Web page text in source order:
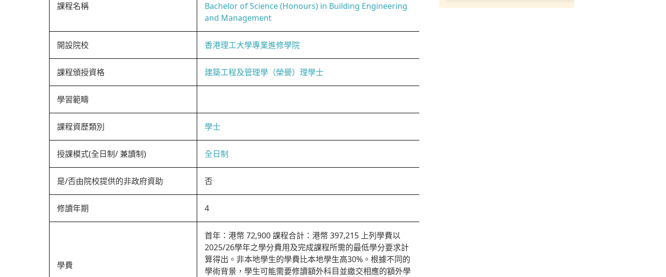
課程名稱
Bachelor of Science (Honours) in Building Engineering
and Management
開設院校 香港理工大學專業進修學院
課程頒授資格 建築工程及管理學（榮譽）理學士
學習範疇
課程資歷類別 學士
授課模式(全日制/ 兼讀制) 全日制
是/否由院校提供的非政府資助 否
修讀年期 4
學費
首年：港幣 72,900 課程合計：港幣 397,215 上列學費以
2025/26學年之學分費用及完成課程所需的最低學分要求計
算得出。非本地學生的學費比本地學生高30%。根據不同的
學術背景，學生可能需要修讀額外科目並繳交相應的額外學